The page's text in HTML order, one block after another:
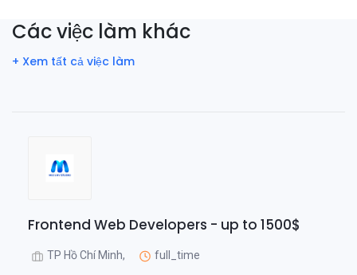
Các việc làm khác
+ Xem tất cả việc làm
Frontend Web Developers - up to 1500$
TP Hồ Chí Minh, full_time